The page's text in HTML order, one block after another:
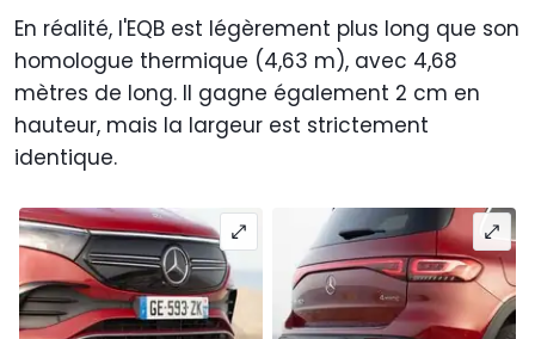
En réalité, l'EQB est légèrement plus long que son
homologue thermique (4,63 m), avec 4,68
mètres de long. Il gagne également 2 cm en
hauteur, mais la largeur est strictement
identique.